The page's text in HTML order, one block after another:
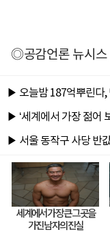
◎공감언론 뉴시스